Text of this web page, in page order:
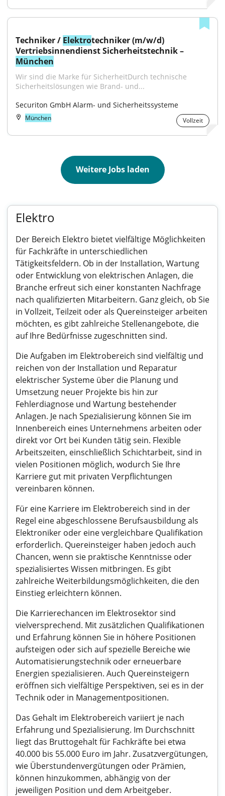
Techniker / Elektrotechniker (m/w/d)
München
Wir sind die Marke für SicherheitDurch technische
Sicherheitslösungen wie Brand- und...
Securiton GmbH Alarm- und Sicherheitssysteme
München Vollzeit
Weitere Jobs laden
Elektro
Der Bereich Elektro bietet vielfältige Möglichkeiten
für Fachkräfte in unterschiedlichen
Tätigkeitsfeldern. Ob in der Installation, Wartung
oder Entwicklung von elektrischen Anlagen, die
Branche erfreut sich einer konstanten Nachfrage
nach qualifizierten Mitarbeitern. Ganz gleich, ob Sie
in Vollzeit, Teilzeit oder als Quereinsteiger arbeiten
möchten, es gibt zahlreiche Stellenangebote, die
auf Ihre Bedürfnisse zugeschnitten sind.
Die Aufgaben im Elektrobereich sind vielfältig und
reichen von der Installation und Reparatur
elektrischer Systeme über die Planung und
Umsetzung neuer Projekte bis hin zur
Fehlerdiagnose und Wartung bestehender
Anlagen. Je nach Spezialisierung können Sie im
Innenbereich eines Unternehmens arbeiten oder
direkt vor Ort bei Kunden tätig sein. Flexible
Arbeitszeiten, einschließlich Schichtarbeit, sind in
vielen Positionen möglich, wodurch Sie Ihre
Karriere gut mit privaten Verpflichtungen
vereinbaren können.
Für eine Karriere im Elektrobereich sind in der
Regel eine abgeschlossene Berufsausbildung als
Elektroniker oder eine vergleichbare Qualifikation
erforderlich. Quereinsteiger haben jedoch auch
Chancen, wenn sie praktische Kenntnisse oder
spezialisiertes Wissen mitbringen. Es gibt
zahlreiche Weiterbildungsmöglichkeiten, die den
Einstieg erleichtern können.
Die Karrierechancen im Elektrosektor sind
vielversprechend. Mit zusätzlichen Qualifikationen
und Erfahrung können Sie in höhere Positionen
aufsteigen oder sich auf spezielle Bereiche wie
Automatisierungstechnik oder erneuerbare
Energien spezialisieren. Auch Quereinsteigern
eröffnen sich vielfältige Perspektiven, sei es in der
Technik oder in Managementpositionen.
Das Gehalt im Elektrobereich variiert je nach
Erfahrung und Spezialisierung. Im Durchschnitt
liegt das Bruttogehalt für Fachkräfte bei etwa
40.000 bis 55.000 Euro im Jahr. Zusatzvergütungen,
wie Überstundenvergütungen oder Prämien,
können hinzukommen, abhängig von der
jeweiligen Position und dem Arbeitgeber.